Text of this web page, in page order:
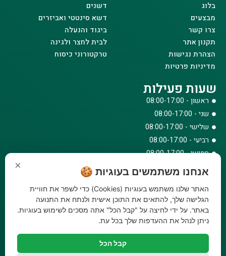
בלוג
מבצעים
צרו קשר
תקנון אתר
הצהרת נגישות
מדיניות פרטיות
דשנים
דשא סינטטי ואביזרים
ביגוד והנעלה
לבית לחצר ולגינה
טרקטורוני כיסוח
שעות פעילות
ראשון - 08:00-17:00
שני - 08:00-17:00
שלישי - 08:00-17:00
רביעי - 08:00-17:00
חמישי - 08:00-17:00
שישי - 08:00-12:30
צרו קשר
073-779-6243
וואטסאפ
amirbair@amir-agricul.co.il
× אנחנו משתמשים בעוגיות 🍪
האתר שלנו משתמש בעוגיות (Cookies) כדי לשפר את חוויית
הגלישה שלך, להתאים את התוכן אישית ולנתח את התנועה
באתר. על ידי לחיצה על "קבל הכל" אתה מסכים לשימוש בעוגיות.
ניתן לנהל את ההעדפות שלך בכל עת.
קבל הכל